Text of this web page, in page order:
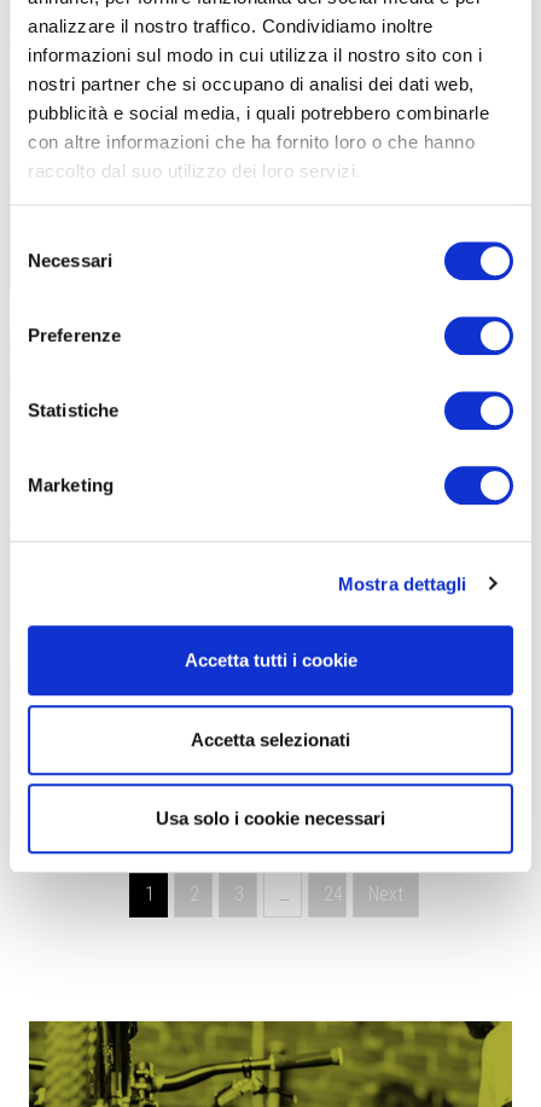
analizzare il nostro traffico. Condividiamo inoltre
informazioni sul modo in cui utilizza il nostro sito con i
nostri partner che si occupano di analisi dei dati web,
pubblicità e social media, i quali potrebbero combinarle
con altre informazioni che ha fornito loro o che hanno
raccolto dal suo utilizzo dei loro servizi.
delNecessari
Preferenze
Statistiche
Marketing
Mostra dettagli
Accetta tutti i cookie
Accetta selezionati
Usa solo i cookie necessari
|09-07-2026
RIVER&PEAKS GRAVEL RACE, UN ESORDIO
CHE GIÀ PENSA AL FUTURO
GRAVEL
Navigazione degli articoli
1 2 3 … 24 Next